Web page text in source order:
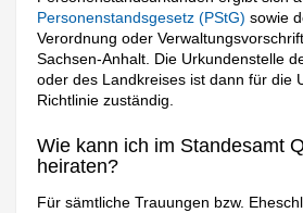
Personenstandsgesetz (PStG)sowie
Verordnung oder
Sachsen-Anhalt. Die Urkundenstelle
oder des Landkreises ist dann für die
Richtlinie zuständig.
Wie kann ich im Standesamt
heiraten?
Für sämtliche Trauungen bzw.